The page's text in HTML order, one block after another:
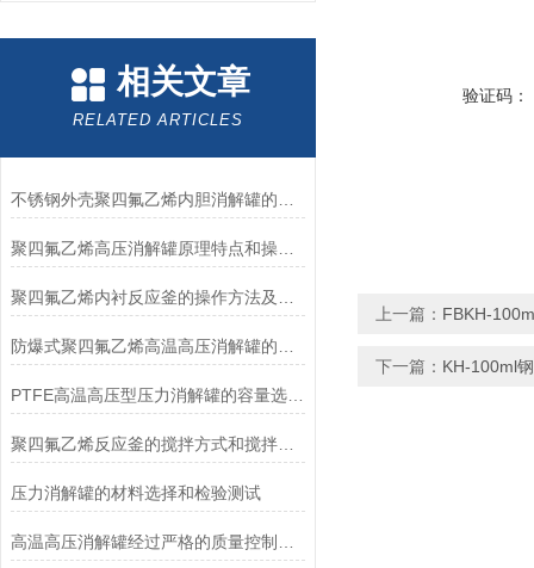
相关文章
RELATED ARTICLES
聚四氟乙烯高压消解罐原理特点和操作方法
PTFE高温高压型压力消解罐的容量选择和操作注意事项
聚四氟乙烯反应釜的搅拌方式和搅拌效果解析
压力消解罐的材料选择和检验测试
验证码：
上一篇： FBKH-
下一篇： KH-100ml